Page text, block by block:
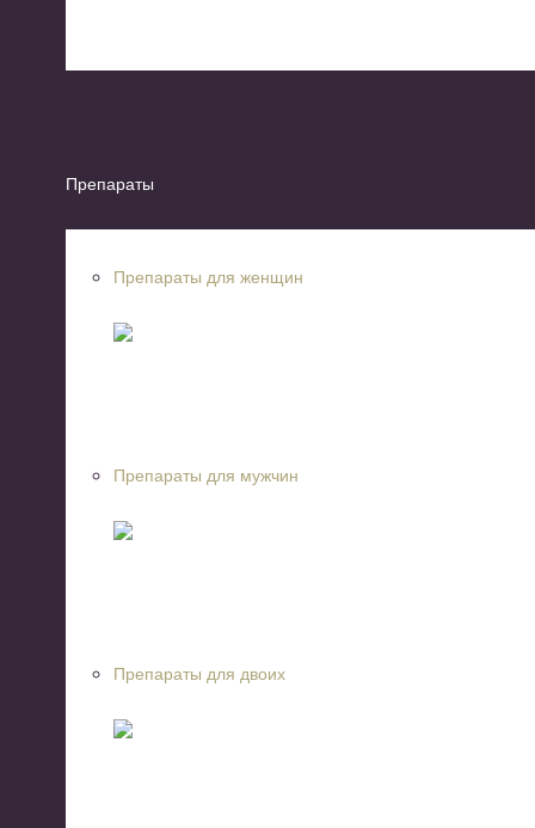
Препараты
Препараты для женщин
Препараты для мужчин
Препараты для двоих